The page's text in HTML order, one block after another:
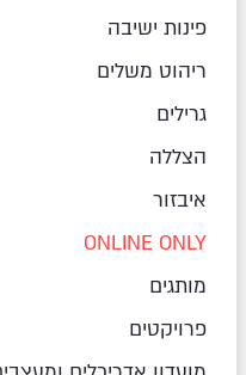
פינות ישיבה
ריהוט משלים
גרילים
הצללה
איבזור
ONLINE ONLY
מותגים
פרויקטים